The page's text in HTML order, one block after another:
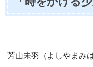
芳山未羽（よしやまみ